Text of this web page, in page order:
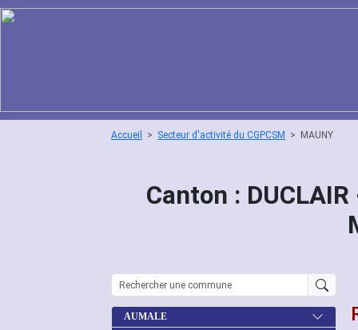
Accueil Secteur d'activité du CGPCSM MAUNY
Canton :
AUMALE